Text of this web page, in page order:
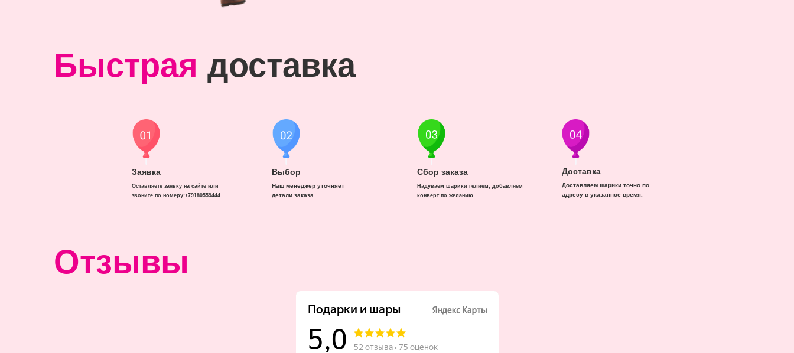
Доставка
Доставляем шарики точно по
адресу в указанное время.
Быстрая доставка
Сбор заказа
Надуваем шарики гелием, добавляем
конверт по желанию.
Заявка
Оставляете заявку на сайте или
звоните по номеру:+79180559444
Выбор
Наш менеджер уточняет
детали заказа.
Отзывы